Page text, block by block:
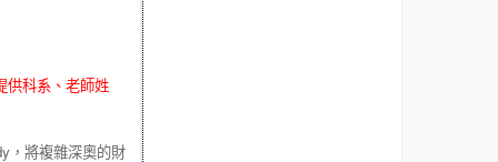
供科系、老師姓
，將複雜深奧的財